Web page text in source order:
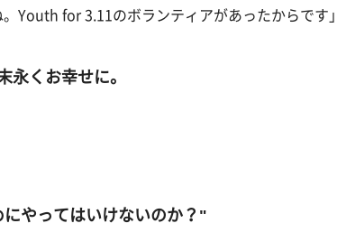
Youth for 3.11のボランティアがあったからです」
永くお幸せに。
やってはいけないのか？"